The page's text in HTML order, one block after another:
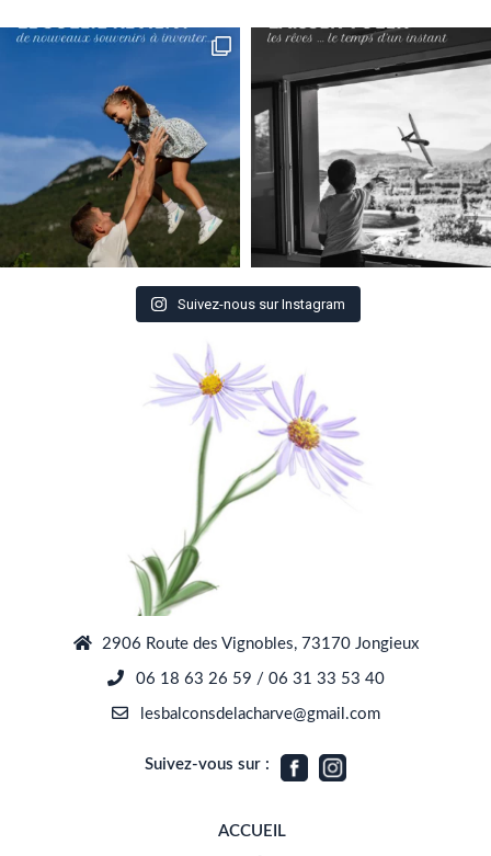
Suivez-nous sur Instagram
2906 Route des Vignobles, 73170 Jongieux
06 18 63 26 59 / 06 31 33 53 40
lesbalconsdelacharve@gmail.com
Suivez-vous sur :
ACCUEIL